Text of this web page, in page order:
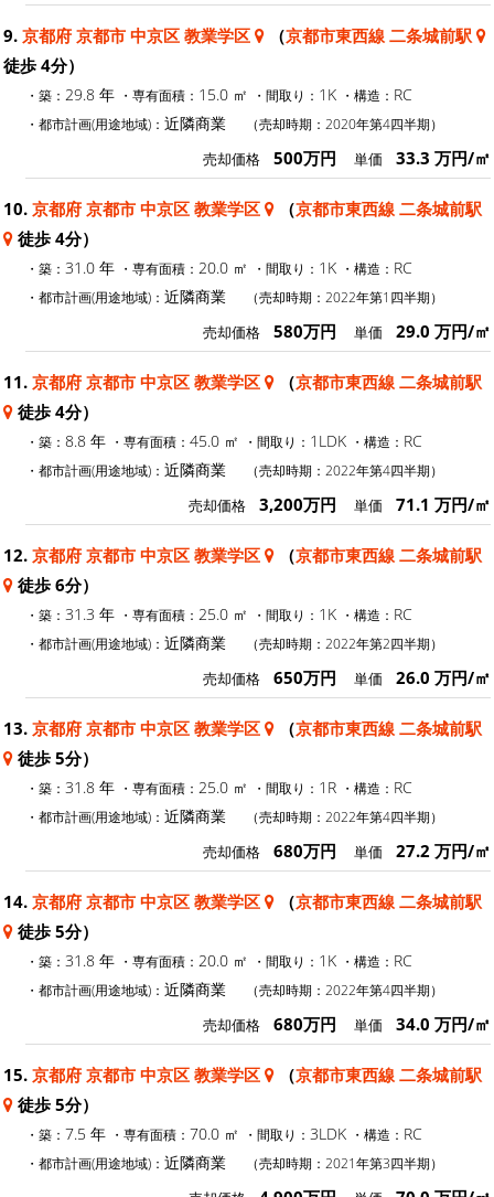
9. 京都府 京都市 中京区 教業学区 （京都市東西線 二条城前駅
徒歩 4分）
・築： 29.8 年 ・専有面積： 15.0 ㎡ ・間取り： 1K ・構造： RC
・都市計画(用途地域)： 近隣商業 （売却時期：2020年第4四半期）
売却価格 500万円 単価 33.3 万円/㎡
10. 京都府 京都市 中京区 教業学区 （京都市東西線 二条城前駅
徒歩 4分）
・築： 31.0 年 ・専有面積： 20.0 ㎡ ・間取り： 1K ・構造： RC
・都市計画(用途地域)： 近隣商業 （売却時期：2022年第1四半期）
売却価格 580万円 単価 29.0 万円/㎡
11. 京都府 京都市 中京区 教業学区 （京都市東西線 二条城前駅
徒歩 4分）
・築： 8.8 年 ・専有面積： 45.0 ㎡ ・間取り： 1LDK ・構造： RC
・都市計画(用途地域)： 近隣商業 （売却時期：2022年第4四半期）
売却価格 3,200万円 単価 71.1 万円/㎡
12. 京都府 京都市 中京区 教業学区 （京都市東西線 二条城前駅
徒歩 6分）
・築： 31.3 年 ・専有面積： 25.0 ㎡ ・間取り： 1K ・構造： RC
・都市計画(用途地域)： 近隣商業 （売却時期：2022年第2四半期）
売却価格 650万円 単価 26.0 万円/㎡
13. 京都府 京都市 中京区 教業学区 （京都市東西線 二条城前駅
徒歩 5分）
・築： 31.8 年 ・専有面積： 25.0 ㎡ ・間取り： 1R ・構造： RC
・都市計画(用途地域)： 近隣商業 （売却時期：2022年第4四半期）
売却価格 680万円 単価 27.2 万円/㎡
14. 京都府 京都市 中京区 教業学区 （京都市東西線 二条城前駅
徒歩 5分）
・築： 31.8 年 ・専有面積： 20.0 ㎡ ・間取り： 1K ・構造： RC
・都市計画(用途地域)： 近隣商業 （売却時期：2022年第4四半期）
売却価格 680万円 単価 34.0 万円/㎡
15. 京都府 京都市 中京区 教業学区 （京都市東西線 二条城前駅
徒歩 5分）
・築： 7.5 年 ・専有面積： 70.0 ㎡ ・間取り： 3LDK ・構造： RC
・都市計画(用途地域)： 近隣商業 （売却時期：2021年第3四半期）